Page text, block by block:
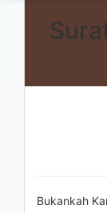
Bukankah